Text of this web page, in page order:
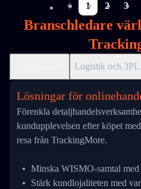
1 2 3
Branschledare
Logistik och 3PL
Lösningar för
Förenkla
kundupplevelsen efter köpet
resa från TrackingMore.
Minska WISMO-samtal
Stärk kundlojaliteten med